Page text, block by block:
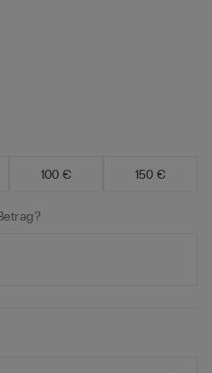
100 € 150 €